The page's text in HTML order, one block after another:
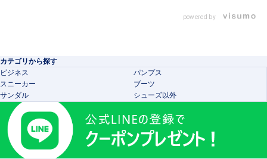
powered by
カテゴリから探す
ビジネス
パンプス
スニーカー
ブーツ
サンダル
シューズ以外